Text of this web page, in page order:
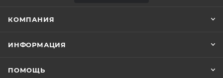
КОМПАНИЯ
ИНФОРМАЦИЯ
ПОМОЩЬ